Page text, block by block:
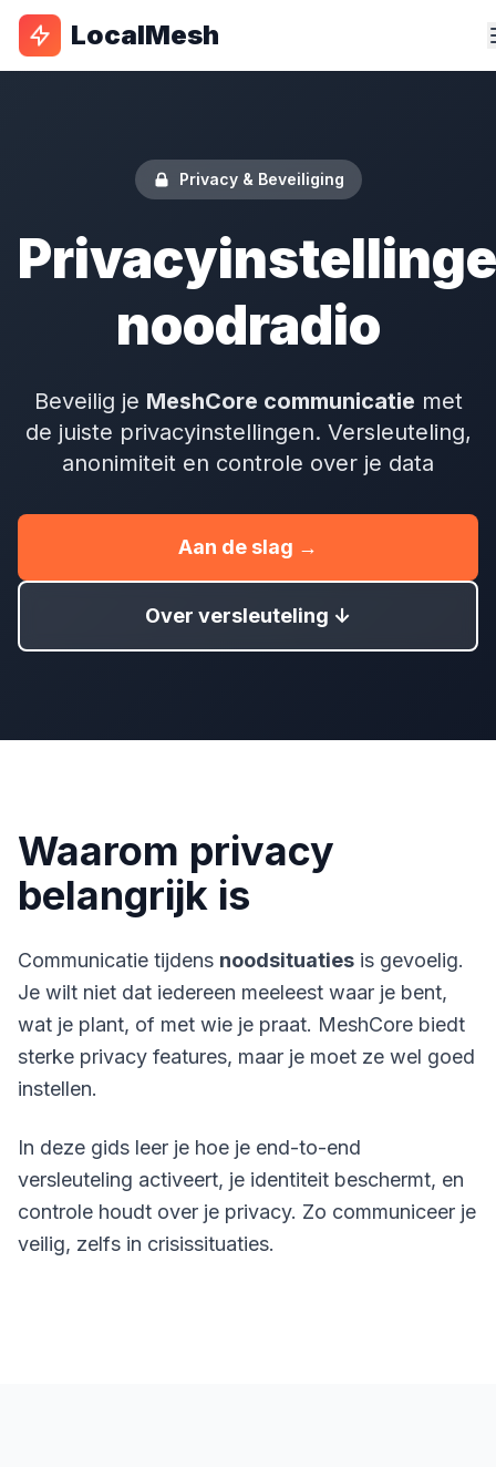
LocalMesh
Privacy & Beveiliging
noodradio
Beveilig je MeshCore communicatie met
de juiste privacyinstellingen. Versleuteling,
anonimiteit en controle over je data
Aan de slag →
Over versleuteling ↓
Waarom privacy
belangrijk is
Communicatie tijdens noodsituaties is gevoelig.
Je wilt niet dat iedereen meeleest waar je bent,
wat je plant, of met wie je praat. MeshCore biedt
sterke privacy features, maar je moet ze wel goed
instellen.
In deze gids leer je hoe je end-to-end
versleuteling activeert, je identiteit beschermt, en
controle houdt over je privacy. Zo communiceer je
veilig, zelfs in crisissituaties.